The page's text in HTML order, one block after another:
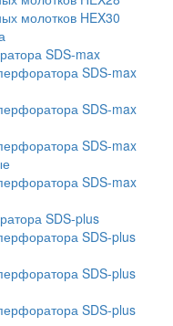
молотков HEX30
SDS-max
SDS-max
SDS-max
SDS-max
SDS-max
SDS-plus
SDS-plus
SDS-plus
SDS-plus